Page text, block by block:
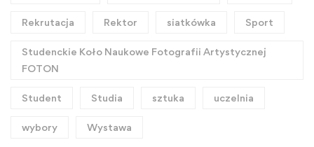
Rekrutacja Rektor siatkówka Sport
Studenckie Koło Naukowe Fotografii Artystycznej
FOTON
Student Studia sztuka uczelnia
wybory Wystawa